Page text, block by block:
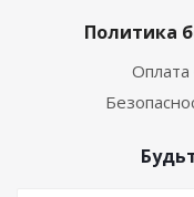
Политика
Оплата